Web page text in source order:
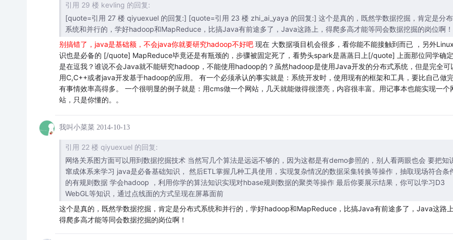
引用 29 楼 kevling 的回复:
[quote=引用 27 楼 qiyuexuel 的回复:] [quote=引用 23 楼 zhi_ai_yaya 的回复:] 这个是真的，既然学数据挖掘，肯定是分
系统和并行的，学好hadoop和MapReduce，比搞Java有前途多了，Java这路上，得爬多高才能等同会数据挖掘的岗位啊！
别搞错了，java是基础额，不会java你就要研究hadoop不好吧现在 大数据项目机会很多，看你能不能接触到而已 ，另外
识也是必备的 [/quote] MapReduce毕竟还是有瓶颈的，步骤被固定死了，看势头spark是蒸蒸日上[/quote] 上面那位同学确
是在逗我？谁说不会Java就不能研究hadoop，不能使用hadoop的？虽然hadoop是使用Java开发的分布式系统，但是完全可
用C,C++或者java开发基于hadoop的应用。 有一个必须承认的事实就是：系统开发时，使用现有的框架和工具，要比自己做
有事情效率高得多。 一个很明显的例子就是：用cms做一个网站，几天就能做得很漂亮，内容很丰富。用记事本也能实现一个
站，只是你懂的。。
我叫小菜菜 2014-10-13
引用 22 楼 qiyuexuel 的回复:
网络关系图方面可以用到数据挖掘技术 当然写几个算法是远远不够的，因为这都是有demo参照的，别人看两眼也会 要把知
窜成体系来学习 java是必备基础知识， 然后ETL掌握几种工具使用，实现复杂情况的数据采集转换等操作，抽取现场符合条
的有规则数据 学会hadoop ，利用你学的算法知识实现对hbase规则数据的聚类等操作 最后你要展示结果，你可以学习D3
WebGL等知识，通过点线面的方式呈现在屏幕面前
这个是真的，既然学数据挖掘，肯定是分布式系统和并行的，学好hadoop和MapReduce，比搞Java有前途多了，Java这路
得爬多高才能等同会数据挖掘的岗位啊！